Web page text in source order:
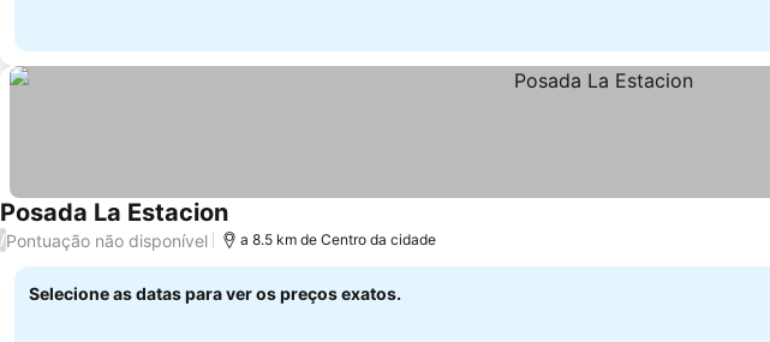
Posada La Estacion
/Pontuação não disponível a 8.5 km de Centro da cidade
Selecione as datas para ver os preços exatos.